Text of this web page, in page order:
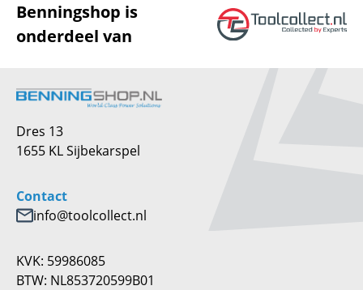
Benningshop is
onderdeel van
Dres 13
1655 KL Sijbekarspel
Contact
info@toolcollect.nl
KVK: 59986085
BTW: NL853720599B01